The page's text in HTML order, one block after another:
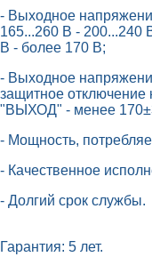
- Выходное
165...260 В - 200...240
B - более 170 В;
- Выходное
защитное отключение
"ВЫХОД" - менее
- Мощность,
- Качественное
- Долгий срок службы.
Гарантия: 5 лет.